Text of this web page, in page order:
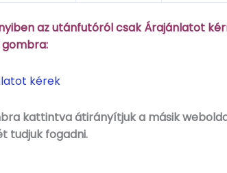
az utánfutóról csak Árajánlatot
kérek
kattintva átirányítjuk a másik
tudjuk fogadni.